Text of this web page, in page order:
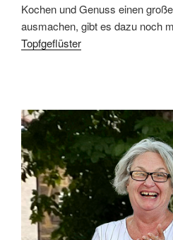
Kochen und Genuss einen
ausmachen, gibt es dazu noch
Topfgeflüster